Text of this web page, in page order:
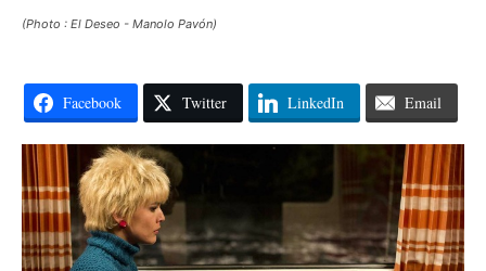
(Photo : El Deseo - Manolo Pavón)
Facebook Twitter LinkedIn Email